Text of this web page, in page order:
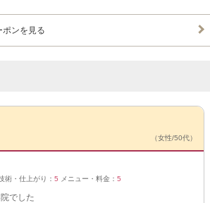
ポンを見る
Up
（女性/50代）
術・仕上がり： 5 メニュー・料金： 5
でした